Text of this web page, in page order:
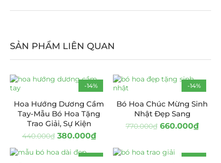
SẢN PHẨM LIÊN QUAN
-14%
Hoa Hướng Dương Cầm
Tay-Mẫu Bó Hoa Tặng
Trao Giải, Sự Kiện
440.000₫ 380.000₫
-14%
Bó Hoa Chúc Mừng Sinh
Nhật Đẹp Sang
770.000₫ 660.000₫
-18% -9%